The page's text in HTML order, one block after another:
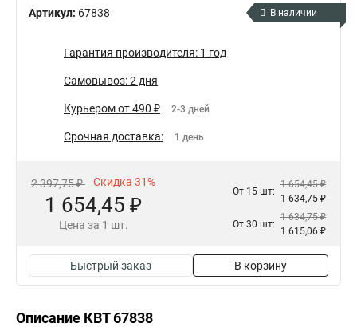
Артикул: 67838 В наличии
Гарантия производителя: 1 год
Самовывоз: 2 дня
Курьером от 490 ₽ 2-3 дней
Срочная доставка: 1 день
2 397,75 ₽ Скидка 31%
1 654,45 ₽
Цена за 1 шт.
От 15 шт:
1 654,45 ₽
1 634,75 ₽
От 30 шт:
1 634,75 ₽
1 615,06 ₽
Быстрый заказ В корзину
Описание КВТ 67838